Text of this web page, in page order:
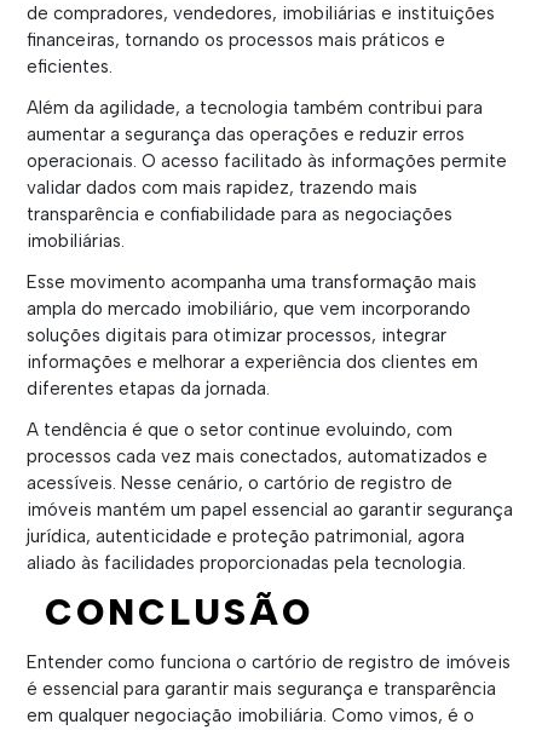
de compradores, vendedores, imobiliárias e instituições
financeiras, tornando os processos mais práticos e
eficientes.
Além da agilidade, a tecnologia também contribui para
aumentar a segurança das operações e reduzir erros
operacionais. O acesso facilitado às informações permite
validar dados com mais rapidez, trazendo mais
transparência e confiabilidade para as negociações
imobiliárias.
Esse movimento acompanha uma transformação mais
ampla do mercado imobiliário, que vem incorporando
soluções digitais para otimizar processos, integrar
informações e melhorar a experiência dos clientes em
diferentes etapas da jornada.
A tendência é que o setor continue evoluindo, com
processos cada vez mais conectados, automatizados e
acessíveis. Nesse cenário, o cartório de registro de
imóveis mantém um papel essencial ao garantir segurança
jurídica, autenticidade e proteção patrimonial, agora
aliado às facilidades proporcionadas pela tecnologia.
CONCLUSÃO
Entender como funciona o cartório de registro de imóveis
é essencial para garantir mais segurança e transparência
em qualquer negociação imobiliária. Como vimos, é o